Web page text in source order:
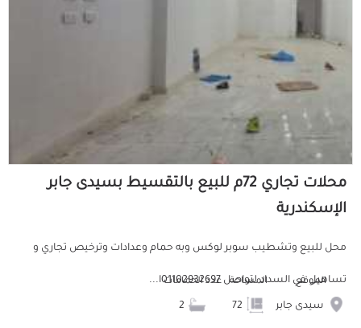
محلات تجاري 72م للبيع بالتقسيط بسيدى جابر
الإسكندرية
محل للبيع وتشطيب سوبر لوكس وبه حمام وعدادات وترخيص تجاري و
تساهيل في السداد لتواصل 01102932697ا...
الموقع
سيدى جابر
المساحة عدد الحمامات